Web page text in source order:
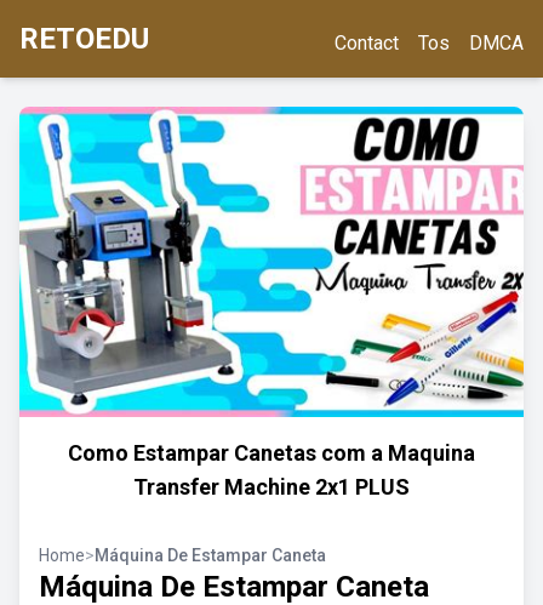
RETOEDU Contact Tos DMCA
Como Estampar Canetas com a Maquina
Transfer Machine 2x1 PLUS
Home>Máquina De Estampar Caneta
Máquina De Estampar Caneta